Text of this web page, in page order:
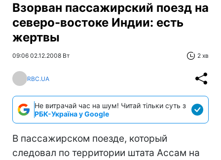
Взорван пассажирский поезд на
северо-востоке Индии: есть
жертвы
09:06 02.12.2008 Вт 2 хв
RBC.UA
Не витрачай час на шум! Читай тільки суть з
РБК-Україна у Google
В пассажирском поезде, который
следовал по территории штата Ассам на